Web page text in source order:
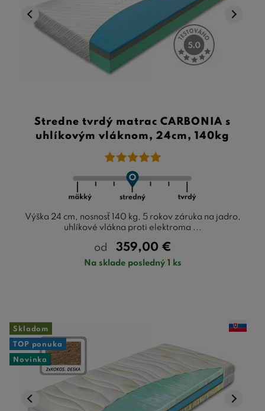
Stredne tvrdý matrac CARBONIA s
uhlíkovým vláknom, 24cm, 140kg
Výška 24 cm, nosnosť 140 kg, 5 rokov záruka na jadro,
uhlíkové vlákna proti elektroma ...
od 359,00 €
Na sklade posledný 1 ks
Skladom
TOP ponuka
Novinka